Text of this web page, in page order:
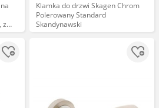
z
Klamka do drzwi Skagen Chrom
Polerowany Standard
Skandynawski